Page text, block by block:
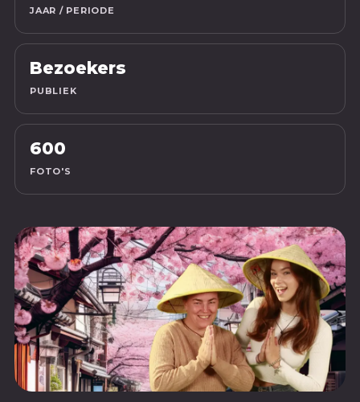
JAAR / PERIODE
Bezoekers
PUBLIEK
600
FOTO'S